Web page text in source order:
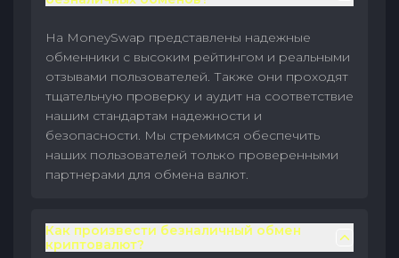
На MoneySwap представлены надежные
обменники с высоким рейтингом и реальными
отзывами пользователей. Также они проходят
тщательную проверку и аудит на соответствие
нашим стандартам надежности и
безопасности. Мы стремимся обеспечить
наших пользователей только проверенными
партнерами для обмена валют.
Как произвести безналичный обмен
криптовалют?